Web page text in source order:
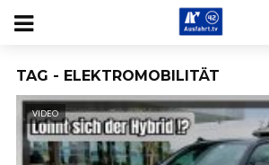
TAG - ELEKTROMOBILITÄT
VIDEO